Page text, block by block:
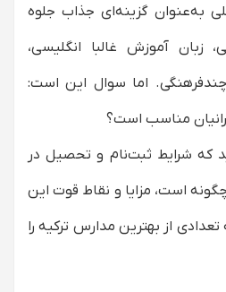
بین‌المللی ترکیه انگلیسی
روزی بین ‌المللی در ترکیه وجود
در مدارس بین‌المللی ترکیه وجود
خارجی می‌تواند در مدارس دولتی
به‌عنوان گزینه‌ای جذاب جلوه
زبان آموزش غالبا انگلیسی،
اما سوال این است:
مناسب است؟
که شرایط ثبت‌نام و تحصیل در
است، مزایا و نقاط قوت این
از بهترین مدارس ترکیه را